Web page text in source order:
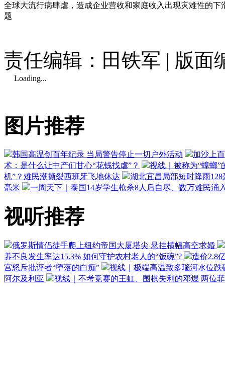
全球大流行病肆虐，造成企业营收和家庭收入出现灾难性的
题
责任编辑：田铁军 | 版面
Loading...
图片推荐
韩国高温创百年纪录 当局警告停止一切户外活动
加沙上
术：是什么让中产们甘心“花钱找虐”？
视线｜被称为“蟑螂
机”？难民潮撕裂西班牙飞地休达
湖北宜昌局部短时降雨
毫米
一周天下｜泰国14岁学生枪杀8人后自尽、数万难民涌
视听推荐
俄罗斯情侣徒手爬上纽约帝国大厦塔尖 悬挂横幅高空求婚
养不良发生率达15.3% 如何守护农村老人的“饭碗”?
造价2.8
宫怒斥批评者“堕落的白痴”
视线｜极端高温致多瑙河水位
阿尔及利亚
视线｜不考竞赛的王虹、围棋失利的邓煜 两位